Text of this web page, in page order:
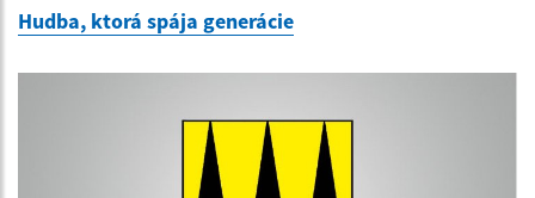
Hudba, ktorá spája generácie